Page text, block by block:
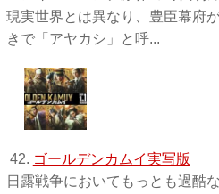
現実世界とは異なり、豊臣幕府
きで「アヤカシ」と呼...
42. ゴールデンカムイ実写版
日露戦争においてもっとも過酷